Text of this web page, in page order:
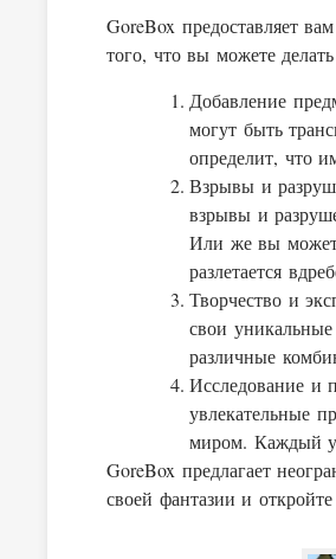
GoreBox предоставляет
того, что вы можете
Добавление
могут быть
определит, что
Взрывы и
взрывы и
Или же вы
разлетается
Творчество и
свои
различные
Исследование и
увлекательные
миром. Каждый
GoreBox предлагает
своей фантазии и